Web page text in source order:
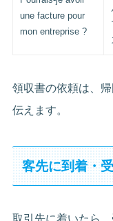
une facture pour
mon entreprise ?
領収書の依頼は、
伝えます。
客先に到着・